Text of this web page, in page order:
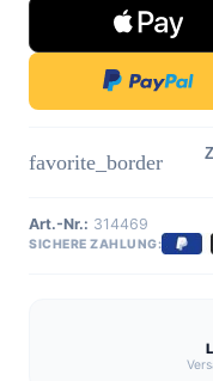
favorite_border
Art.-Nr.: 314469
SICHERE ZAHLUNG: